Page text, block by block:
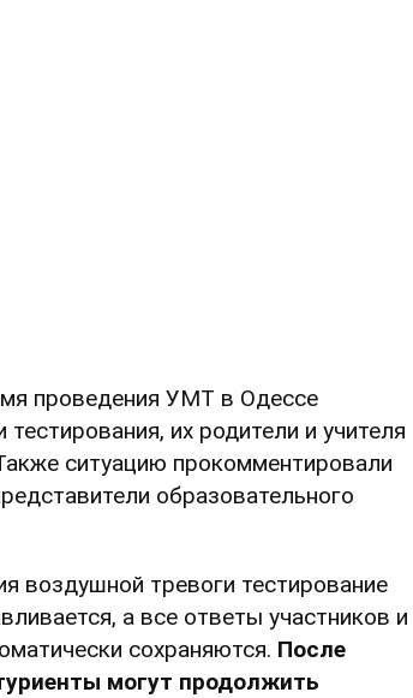
проведения УМТ в Одессе
их родители и учителя
ситуацию прокомментировали
образовательного
воздушной тревоги тестирование
а все ответы участников и
сохраняются. После
могут продолжить